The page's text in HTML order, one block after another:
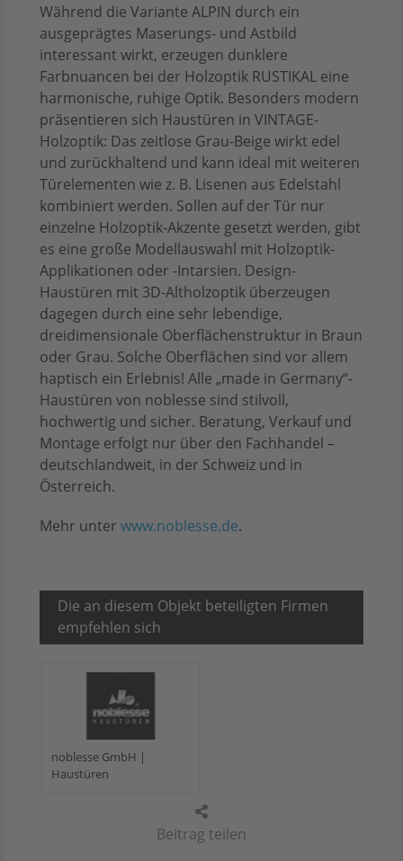
Beitrag teilen
Während die Variante ALPIN durch ein
ausgeprägtes Maserungs- und Astbild
interessant wirkt, erzeugen dunklere
Farbnuancen bei der Holzoptik RUSTIKAL eine
harmonische, ruhige Optik. Besonders modern
präsentieren sich Haustüren in VINTAGE-
Holzoptik: Das zeitlose Grau-Beige wirkt edel
und zurückhaltend und kann ideal mit weiteren
Türelementen wie z. B. Lisenen aus Edelstahl
kombiniert werden. Sollen auf der Tür nur
einzelne Holzoptik-Akzente gesetzt werden, gibt
es eine große Modellauswahl mit Holzoptik-
Applikationen oder -Intarsien. Design-
Haustüren mit 3D-Altholzoptik überzeugen
dagegen durch eine sehr lebendige,
dreidimensionale Oberflächenstruktur in Braun
oder Grau. Solche Oberflächen sind vor allem
haptisch ein Erlebnis! Alle „made in Germany“-
Haustüren von noblesse sind stilvoll,
hochwertig und sicher. Beratung, Verkauf und
Montage erfolgt nur über den Fachhandel –
deutschlandweit, in der Schweiz und in
Österreich.
Mehr unter www.noblesse.de.
Die an diesem Objekt beteiligten Firmen
empfehlen sich
noblesse GmbH |
Haustüren